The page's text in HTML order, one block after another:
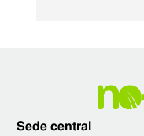
Sede central